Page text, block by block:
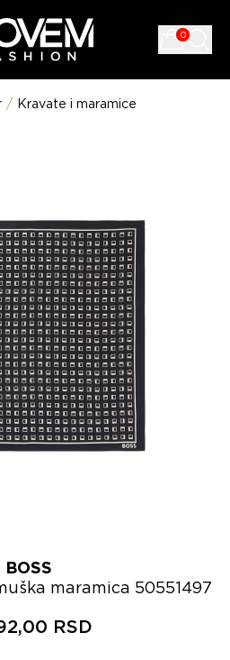
0
/ Kravate i maramice
BOSS
maramica 50551497
RSD